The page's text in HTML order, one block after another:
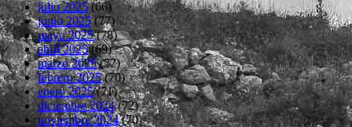
julio 2025(66)
junio 2025(77)
mayo 2025(78)
abril 2025(69)
marzo 2025(77)
febrero 2025(70)
enero 2025(71)
diciembre 2024(72)
noviembre 2024(70)